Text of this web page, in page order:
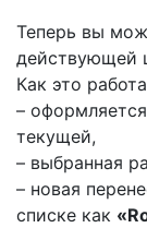
Теперь вы
действующей
Как это
–
текущей,
– выбранная
– новая
списке как